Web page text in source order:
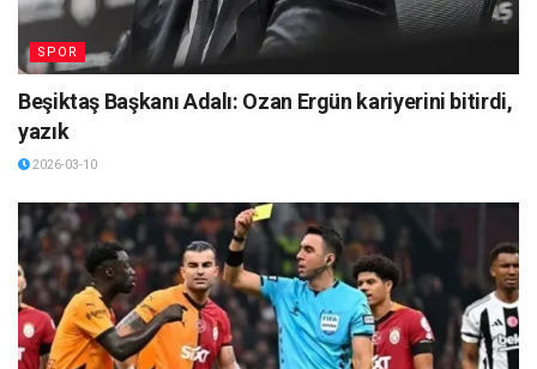
SPOR
Beşiktaş Başkanı Adalı: Ozan Ergün kariyerini bitirdi,
yazık
2026-03-10